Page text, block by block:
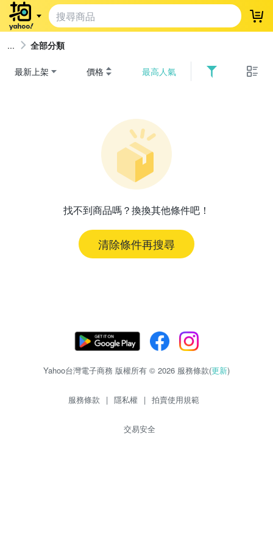
登
全部分類
最新上架 價格 最高人氣
找不到商品嗎？換換其他條件吧！
清除條件再搜尋
Yahoo台灣電子商務 版權所有 © 2026 服務條款(更新)
服務條款 | 隱私權 | 拍賣使用規範
交易安全